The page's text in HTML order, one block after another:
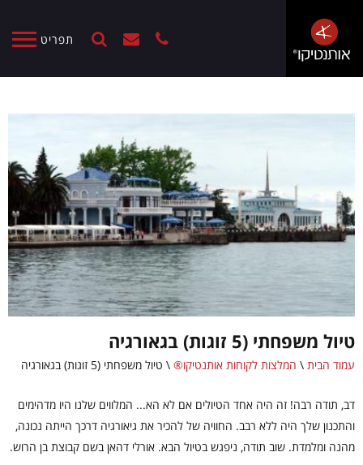
תפריט
טיול משפחתי (5 זוגות) בגאורגיה
עמוד הבית \ המלצות לקוחות אותנטיקו® \ טיול משפחתי (5 זוגות) בגאורגיה
דב, תודה רבה! זה היה אחד הטיולים אם לא הא... המלווים שלנו היו מדהימים
והתכנון שלך היה ללא רבב. החוויה של להכיר את גיאורגיה דרכך הייתה נכונה,
מהנה ומלמדת. שוב תודה, ניפגש בטיול הבא. אורלי דהאן בשם קבוצת בן הרוש.